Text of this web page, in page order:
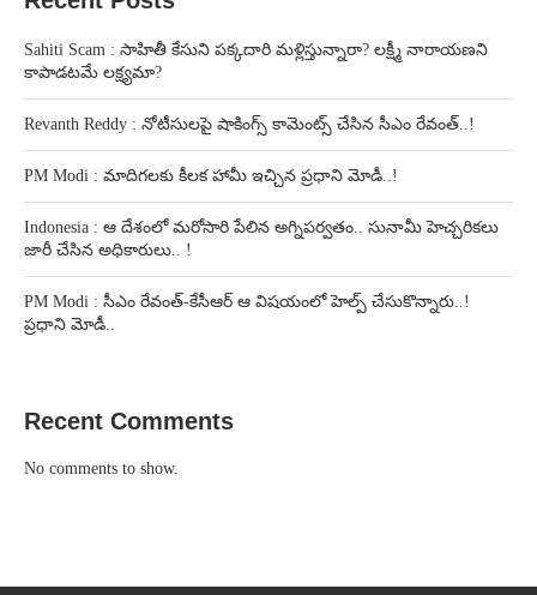
Sahiti Scam : సాహితీ కేసుని పక్కదారి మళ్లిస్తున్నారా? లక్ష్మీ నారాయణని
కాపాడటమే లక్ష్యమా?
Revanth Reddy : నోటీసులపై షాకింగ్స్ కామెంట్స్ చేసిన సీఎం రేవంత్..!
PM Modi : మాదిగలకు కీలక హామీ ఇచ్చిన ప్రధాని మోడీ..!
Indonesia : ఆ దేశంలో మరోసారి పేలిన అగ్నిపర్వతం.. సునామీ హెచ్చరికలు
జారీ చేసిన అధికారులు.. !
PM Modi : సీఎం రేవంత్-కేసీఆర్ ఆ విషయంలో హెల్ప్ చేసుకొన్నారు..!
ప్రధాని మోడీ..
Recent Comments
No comments to show.